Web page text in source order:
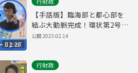
02:20
【手話版】臨海部と都心部を
結ぶ大動脈完成！環状第2号線
全線開通（令和5年2月11日 東
公開2023.02.14
行財政